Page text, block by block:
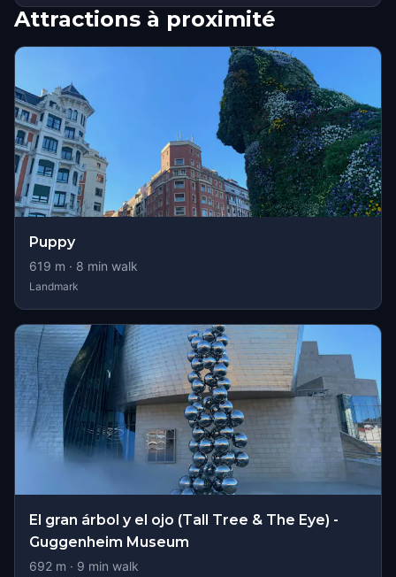
Attractions à proximité
Puppy
619 m · 8 min walk
Landmark
El gran árbol y el ojo (Tall Tree & The Eye) -
Guggenheim Museum
692 m · 9 min walk